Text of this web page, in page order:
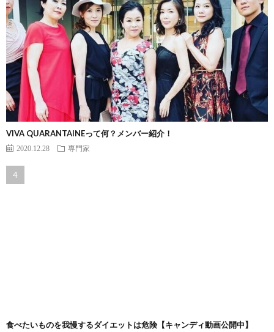
VIVA QUARANTAINEって何？メンバー紹介！
2020.12.28 専門家
食べたいものを我慢するダイエットは危険【キャンディ動画公開中】